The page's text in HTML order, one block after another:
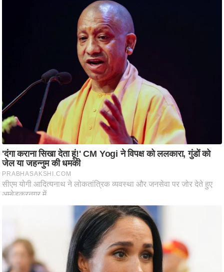
सा
यि
मा
तृ
भू
मि
ए
म
.